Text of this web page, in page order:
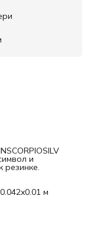
и
резинке.
м